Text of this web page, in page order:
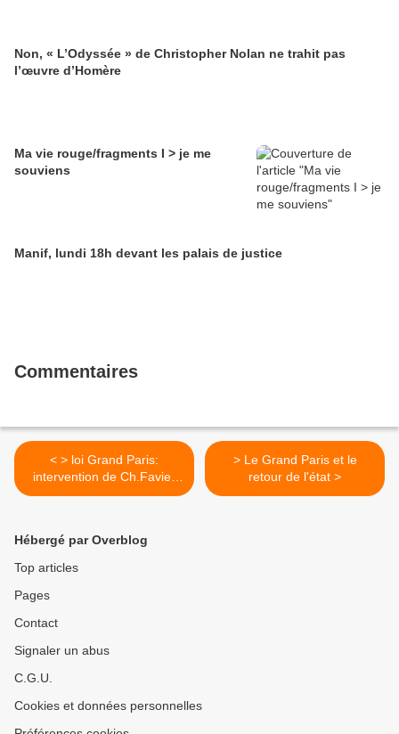
Non, « L’Odyssée » de Christopher Nolan ne trahit pas
l’œuvre d’Homère
Ma vie rouge/fragments I > je me
souviens
Manif, lundi 18h devant les palais de justice
Commentaires
< > loi Grand Paris:
intervention de Ch.Favier
au CG94
> Le Grand Paris et le
retour de l'état >
Hébergé par Overblog
Top articles
Pages
Contact
Signaler un abus
C.G.U.
Cookies et données personnelles